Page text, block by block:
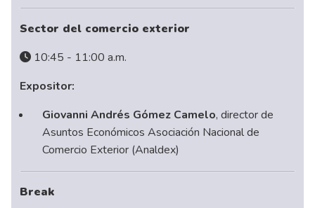
Sector del comercio exterior
10:45 - 11:00 a.m.
Expositor:
Giovanni Andrés Gómez Camelo, director de
Asuntos Económicos Asociación Nacional de
Comercio Exterior (Analdex)
Break